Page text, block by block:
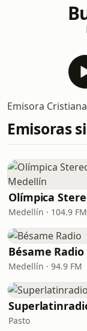
Emisora
Emisoras
Medellín · 104.9 FM
Bésame Radio
Medellín · 94.9 FM
Pasto